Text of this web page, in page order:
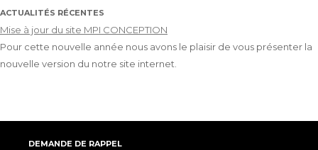
ACTUALITÉS RÉCENTES
Mise à jour du site MPI CONCEPTION
Pour cette nouvelle année nous avons le plaisir de vous présenter la
nouvelle version du notre site internet.
DEMANDE DE RAPPEL